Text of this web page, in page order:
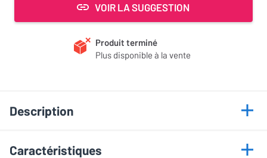
VOIR LA SUGGESTION
Produit terminé
Plus disponible à la vente
Description
Points forts
Caractéristiques